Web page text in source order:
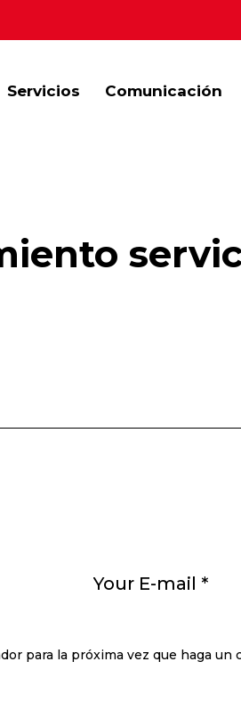
Servicios Comunicación
para la próxima vez que haga un